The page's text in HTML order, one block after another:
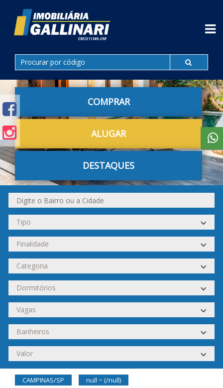
COMPRAR
ALUGAR
DESTAQUES
CAMPINAS/SP null ~ (/null)